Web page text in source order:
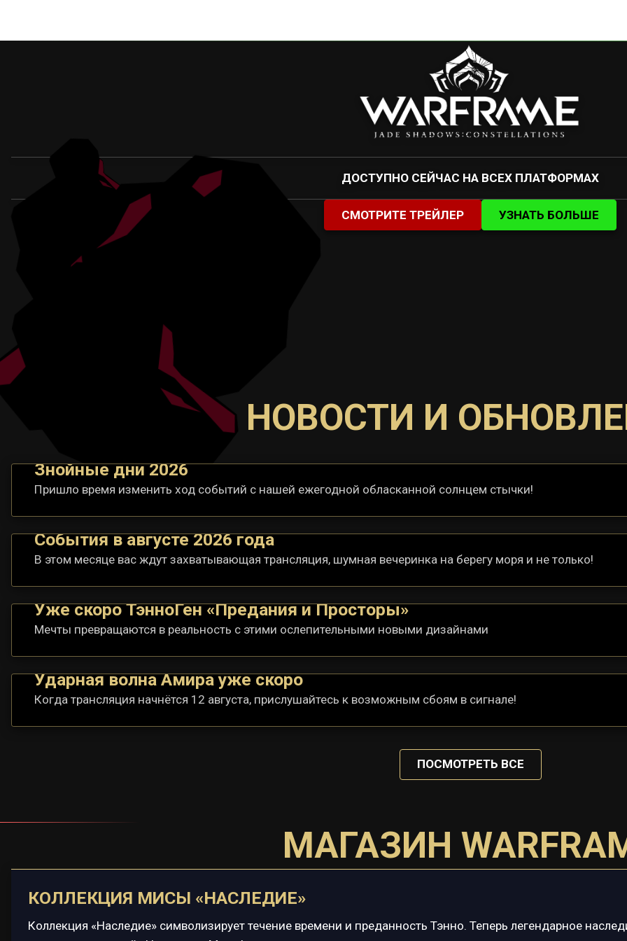
ДОСТУПНО СЕЙЧАС НА ВСЕХ ПЛАТФОРМАХ
СМОТРИТЕ ТРЕЙЛЕР УЗНАТЬ БОЛЬШЕ
НОВОСТИ И
Знойные дни 2026
Пришло время изменить ход событий с нашей ежегодной обласканной солнцем стычки!
События в августе 2026 года
В этом месяце вас ждут захватывающая трансляция, шумная вечеринка на берегу моря и не только!
Уже скоро ТэнноГен «Предания и Просторы»
Мечты превращаются в реальность с этими ослепительными новыми дизайнами
Ударная волна Амира уже скоро
Когда трансляция начнётся 12 августа, прислушайтесь к возможным сбоям в сигнале!
ПОСМОТРЕТЬ ВСЕ
МАГАЗИН
КОЛЛЕКЦИЯ МИСЫ «НАСЛЕДИЕ»
Коллекция «Наследие» символизирует течение времени и преданность Тэнно. Теперь легендарное